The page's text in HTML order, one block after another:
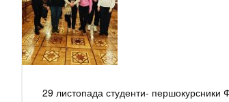
29 листопада студенти- першокурсники